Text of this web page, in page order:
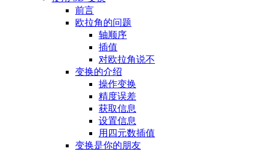
前言
欧拉角的问题
轴顺序
插值
对欧拉角说不
变换的介绍
操作变换
精度误差
获取信息
设置信息
用四元数插值
变换是你的朋友